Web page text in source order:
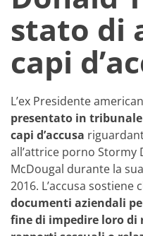
stato di
capi
L’ex Presidente
presentato in
capi d’accusa
all’attrice porno Stormy
McDougal durante la
2016. L’accusa sostiene
documenti aziendali
fine di impedire loro di